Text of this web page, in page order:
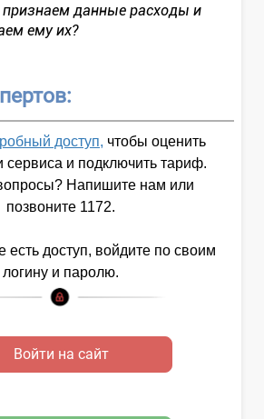
данные расходы и
ему их?
доступ, чтобы оценить
сервиса и подключить тариф.
Напишите нам или
позвоните 1172.
есть доступ, войдите по своим
логину и паролю.
Войти на сайт